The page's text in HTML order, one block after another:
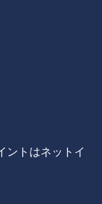
ントはネットイ